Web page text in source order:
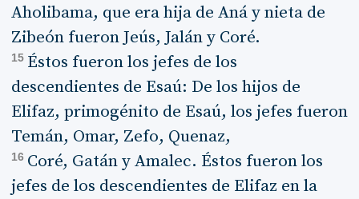
Aholibama, que era hija de Aná y nieta de
Zibeón fueron Jeús, Jalán y Coré.
15 Éstos fueron los jefes de los
descendientes de Esaú: De los hijos de
Elifaz, primogénito de Esaú, los jefes fueron
Temán, Omar, Zefo, Quenaz,
16 Coré, Gatán y Amalec. Éstos fueron los
jefes de los descendientes de Elifaz en la